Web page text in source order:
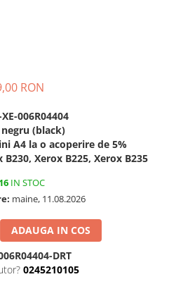
RON
XE-006R04404
negru (black)
A4 la o acoperire de 5%
B230, Xerox B225, Xerox B235
IN STOC
maine, 11.08.2026
ADAUGA IN COS
DRT
0245210105